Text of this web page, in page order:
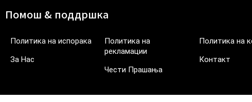
Помош & поддршка
Политика на испорака
За Нас
Политика на
рекламации
Чести Прашања
Политика на
Контакт